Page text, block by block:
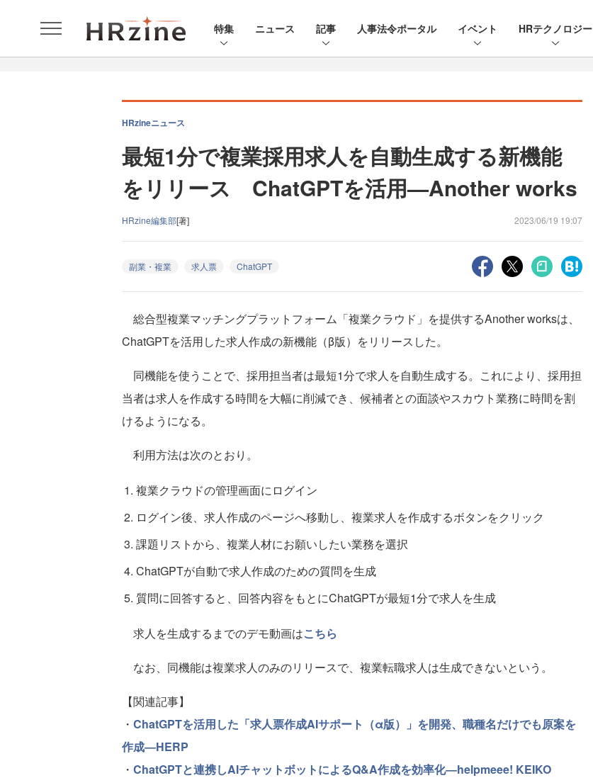
特集 ニュース 記事 人事法令ポータル イベント HRテクノロジー
HRzineニュース
最短1分で複業採用求人を自動生成する新機能
をリリース ChatGPTを活用—Another works
HRzine編集部[著] 2023/06/19 19:07
副業・複業 求人票 ChatGPT
総合型複業マッチングプラットフォーム「複業クラウド」を提供するAnother worksは、
ChatGPTを活用した求人作成の新機能（β版）をリリースした。
同機能を使うことで、採用担当者は最短1分で求人を自動生成する。これにより、採用担
当者は求人を作成する時間を大幅に削減でき、候補者との面談やスカウト業務に時間を割
けるようになる。
利用方法は次のとおり。
複業クラウドの管理画面にログイン
ログイン後、求人作成のページへ移動し、複業求人を作成するボタンをクリック
課題リストから、複業人材にお願いしたい業務を選択
ChatGPTが自動で求人作成のための質問を生成
質問に回答すると、回答内容をもとにChatGPTが最短1分で求人を生成
求人を生成するまでのデモ動画はこちら
なお、同機能は複業求人のみのリリースで、複業転職求人は生成できないという。
【関連記事】
・ ChatGPTを活用した「求人票作成AIサポート（α版）」を開発、職種名だけでも原案を
作成―HERP
・ ChatGPTと連携しAIチャットボットによるQ&A作成を効率化―helpmeee! KEIKO